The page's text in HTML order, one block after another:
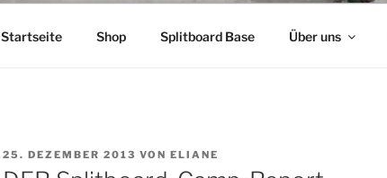
Startseite Shop Splitboard Base Über uns
VERÖFFENTLICHT
AM
25. DEZEMBER 2013 VON ELIANE